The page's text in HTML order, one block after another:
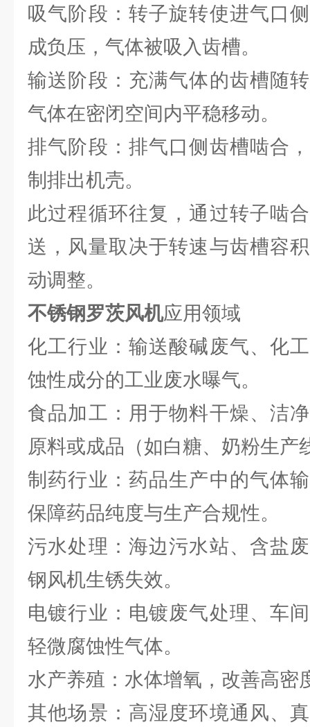
吸气阶段：转子旋转使进气口
成负压，气体被吸入齿槽。
输送阶段：充满气体的齿槽随
气体在密闭空间内平稳移动。
排气阶段：排气口侧齿槽啮合
制排出机壳。
此过程循环往复，通过转子啮
送，风量取决于转速与齿槽容
动调整。
不锈钢罗茨风机应用领域
化工行业：输送酸碱废气、化
蚀性成分的工业废水曝气。
食品加工：用于物料干燥、洁
原料或成品（如白糖、奶粉生产
制药行业：药品生产中的气体
保障药品纯度与生产合规性。
污水处理：海边污水站、含盐
钢风机生锈失效。
电镀行业：电镀废气处理、车
轻微腐蚀性气体。
水产养殖：水体增氧，改善高密
其他场景：高湿度环境通风、